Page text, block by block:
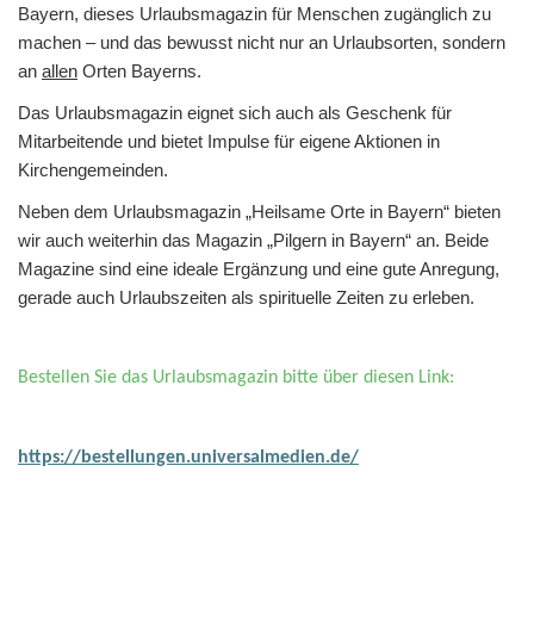
Bayern, dieses Urlaubsmagazin für Menschen zugänglich zu
machen – und das bewusst nicht nur an Urlaubsorten, sondern
an allen Orten Bayerns.
Das Urlaubsmagazin eignet sich auch als Geschenk für
Mitarbeitende und bietet Impulse für eigene Aktionen in
Kirchengemeinden.
Neben dem Urlaubsmagazin „Heilsame Orte in Bayern“ bieten
wir auch weiterhin das Magazin „Pilgern in Bayern“ an. Beide
Magazine sind eine ideale Ergänzung und eine gute Anregung,
gerade auch Urlaubszeiten als spirituelle Zeiten zu erleben.
Bestellen Sie das Urlaubsmagazin bitte über diesen Link:
https://bestellungen.universalmedien.de/